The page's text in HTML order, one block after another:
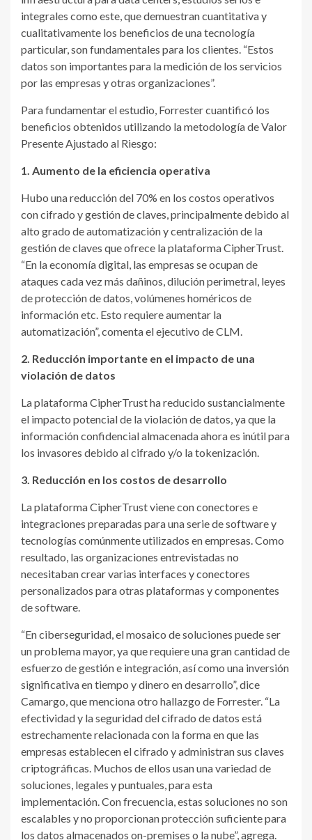
integrales como este, que demuestran cuantitativa y
cualitativamente los beneficios de una tecnología
particular, son fundamentales para los clientes. “Estos
datos son importantes para la medición de los servicios
por las empresas y otras organizaciones”.
Para fundamentar el estudio, Forrester cuantificó los
beneficios obtenidos utilizando la metodología de Valor
Presente Ajustado al Riesgo:
1. Aumento de la eficiencia operativa
Hubo una reducción del 70% en los costos operativos
con cifrado y gestión de claves, principalmente debido al
alto grado de automatización y centralización de la
gestión de claves que ofrece la plataforma CipherTrust.
“En la economía digital, las empresas se ocupan de
ataques cada vez más dañinos, dilución perimetral, leyes
de protección de datos, volúmenes homéricos de
información etc. Esto requiere aumentar la
automatización”, comenta el ejecutivo de CLM.
2. Reducción importante en el impacto de una
violación de datos
La plataforma CipherTrust ha reducido sustancialmente
el impacto potencial de la violación de datos, ya que la
información confidencial almacenada ahora es inútil para
los invasores debido al cifrado y/o la tokenización.
3. Reducción en los costos de desarrollo
La plataforma CipherTrust viene con conectores e
integraciones preparadas para una serie de software y
tecnologías comúnmente utilizados en empresas. Como
resultado, las organizaciones entrevistadas no
necesitaban crear varias interfaces y conectores
personalizados para otras plataformas y componentes
de software.
“En ciberseguridad, el mosaico de soluciones puede ser
un problema mayor, ya que requiere una gran cantidad de
esfuerzo de gestión e integración, así como una inversión
significativa en tiempo y dinero en desarrollo”, dice
Camargo, que menciona otro hallazgo de Forrester. “La
efectividad y la seguridad del cifrado de datos está
estrechamente relacionada con la forma en que las
empresas establecen el cifrado y administran sus claves
criptográficas. Muchos de ellos usan una variedad de
soluciones, legales y puntuales, para esta
implementación. Con frecuencia, estas soluciones no son
escalables y no proporcionan protección suficiente para
los datos almacenados on-premises o la nube”, agrega.